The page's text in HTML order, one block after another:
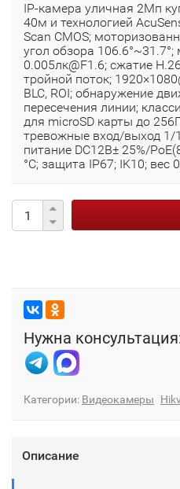
IP-камера уличная 2Мп
40м и технологией
Scan CMOS;
угол обзора
0.005лк@F1.6; сжатие
тройной поток;
BLC, ROI; обнаружение
пересечения линии;
для microSD карты до
тревожные вход/выход 1/
питание DC12В± 25%/
°C; защита IP67; IK10; вес
Нужна
Категории: Видеокамеры
Описание